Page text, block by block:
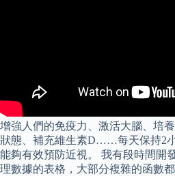
增強人們的免疫力、激活大腦、培
狀態、補充維生素D……每天保持2
能夠有效預防近視。 我有段時間開
理數據的表格，大部分複雜的函數